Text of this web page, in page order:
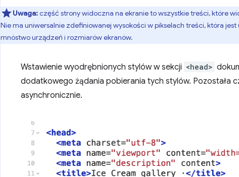
Uwaga:część strony widoczna na ekranie to wszystkie treści, które
Nie ma uniwersalnie zdefiniowanej wysokości w pikselach treści, która
mnóstwo urządzeń i rozmiarów ekranów.
Wstawienie wyodrębnionych stylów w sekcji <head>
dodatkowego żądania pobierania tych stylów. Pozostała
asynchronicznie.